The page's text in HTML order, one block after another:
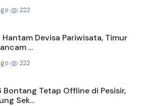
222
Hantam Devisa Pariwisata, Timur
...
222
Bontang Tetap Offline di Pesisir,
Sek...